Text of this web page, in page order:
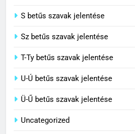
S betűs szavak jelentése
Sz betűs szavak jelentése
T-Ty betűs szavak jelentése
U-Ú betűs szavak jelentése
Ü-Ű betűs szavak jelentése
Uncategorized